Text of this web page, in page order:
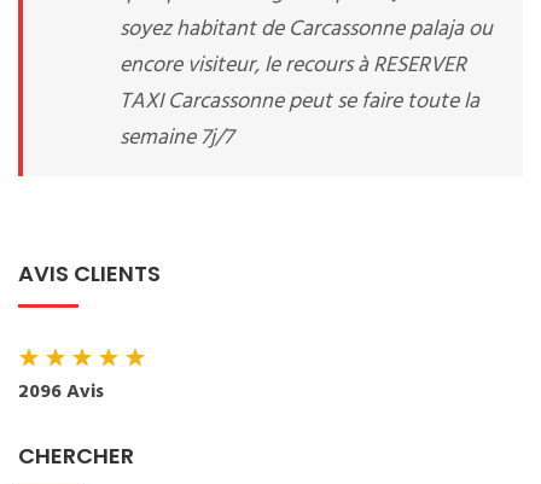
soyez habitant de Carcassonne palaja ou
encore visiteur, le recours à RESERVER
TAXI Carcassonne peut se faire toute la
semaine 7j/7
AVIS CLIENTS
★★★★★
2096 Avis
CHERCHER